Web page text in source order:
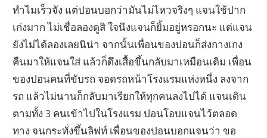
ทำไมเร็วจัง แต่ปอนบอกว่ามันไม่ไหวจริงๆ แจนใช้ปาก
เก่งมาก ไม่เชื่อลองดูสิ ใจนึงแจนก็ยิ้มอยู่หรอกนะ แต่แจน
ยังไม่ได้ลองเลยนิน่า จากนั้นเพื่อนของปอนก็ส่งกางเกง
คืนมาให้แจนใส่ แล้วก็ดึงเสื้อขึ้นกลับมาเหมือนเดิม เพื่อน
ของปอนคนที่ขับรถ จอดรถหน้าโรงแรมแห่งหนึ่ง ลงจาก
รถ แล้วไม่นานก็กลับมาเรียกให้ทุกคนลงไปได้ แจนเดิน
ตามทั้ง 3 คนเข้าไปในโรงแรม ปอนโอบแจนไว้ตลอด
ทาง จนกระทั่งขึ้นลิฟท์ เพื่อนของปอนบอกแจนว่า ขอ